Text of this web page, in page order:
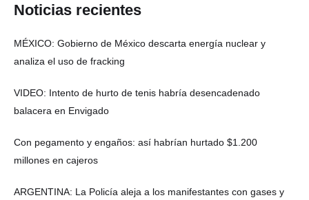
Noticias recientes
MÉXICO: Gobierno de México descarta energía nuclear y
analiza el uso de fracking
VIDEO: Intento de hurto de tenis habría desencadenado
balacera en Envigado
Con pegamento y engaños: así habrían hurtado $1.200
millones en cajeros
ARGENTINA: La Policía aleja a los manifestantes con gases y